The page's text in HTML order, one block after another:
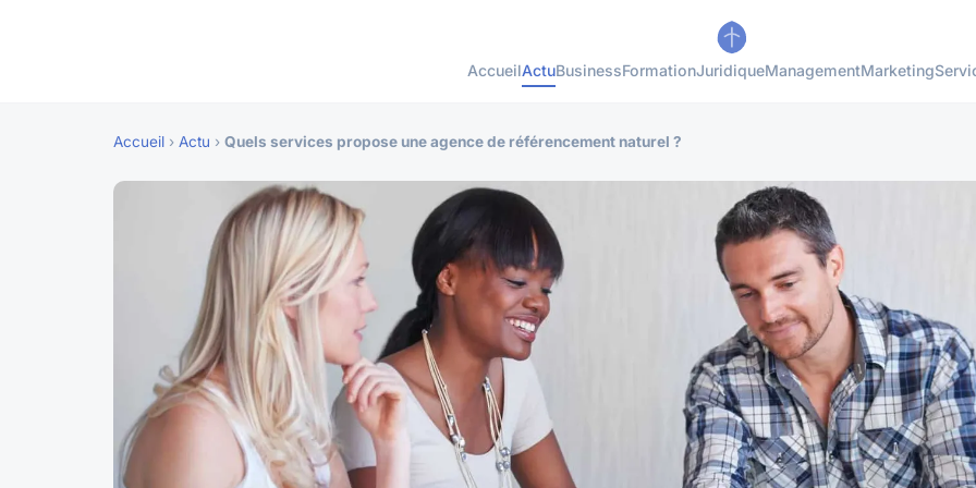
AccueilActuBusinessFormationJuridiqueManagementMarketing
Accueil › Actu › Quels services propose une agence de référencement naturel ?